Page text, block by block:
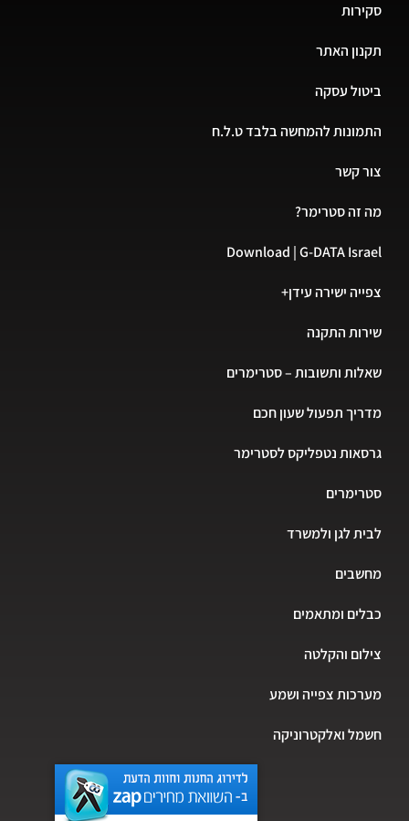
סקירות
תקנון האתר
ביטול עסקה
התמונות להמחשה בלבד ט.ל.ח
צור קשר
מה זה סטרימר?
Download | G-DATA Israel
צפייה ישירה עידן+
שירות התקנה
שאלות ותשובות – סטרימרים
מדריך תפעול שעון חכם
גרסאות נטפליקס לסטרימר
סטרימרים
לבית לגן ולמשרד
מחשבים
כבלים ומתאמים
צילום והקלטה
מערכות צפייה ושמע
חשמל ואלקטרוניקה